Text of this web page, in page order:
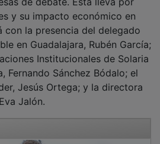
y su impacto económico en
la presencia del delegado
en Guadalajara, Rubén García;
Institucionales de Solaria
Fernando Sánchez Bódalo; el
Jesús Ortega; y la directora
Jalón.